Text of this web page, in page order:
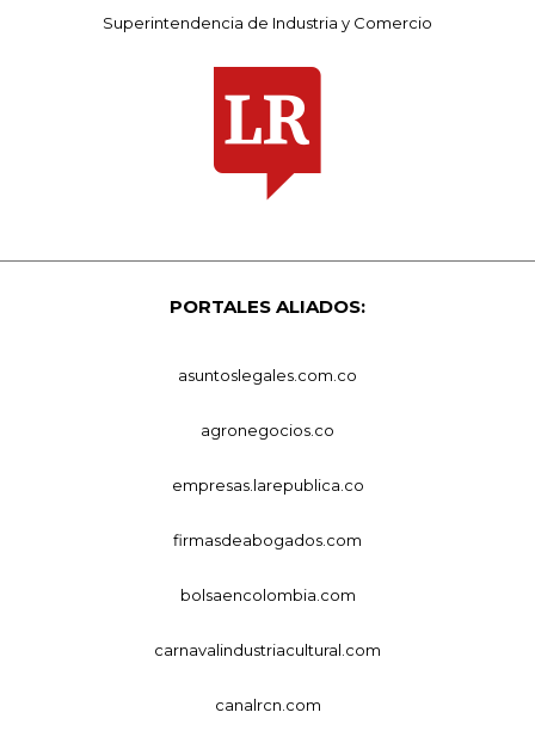
Superintendencia de Industria y Comercio
PORTALES ALIADOS:
asuntoslegales.com.co
agronegocios.co
empresas.larepublica.co
firmasdeabogados.com
bolsaencolombia.com
carnavalindustriacultural.com
canalrcn.com